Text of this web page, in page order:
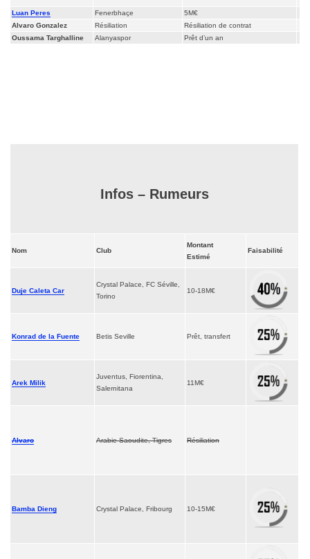
Luan Peres Fenerbhaçe
5M€
Alvaro Gonzalez
Résiliation
Résiliation de contrat
Oussama Targhalline
Alanyaspor Prêt d’un an
Infos – Rumeurs
Nom Club
Montant
Estimé
Faisabilité
Duje Caleta Car
Crystal Palace, FC Séville,
Torino
10-18M€
Konrad de la Fuente Betis Seville Prêt, transfert
Arek Milik
Juventus, Fiorentina,
Salernitana
11M€
Alvaro Arabie Saoudite, Tigres Résiliation
Bamba Dieng Crystal Palace, Fribourg 10-15M€